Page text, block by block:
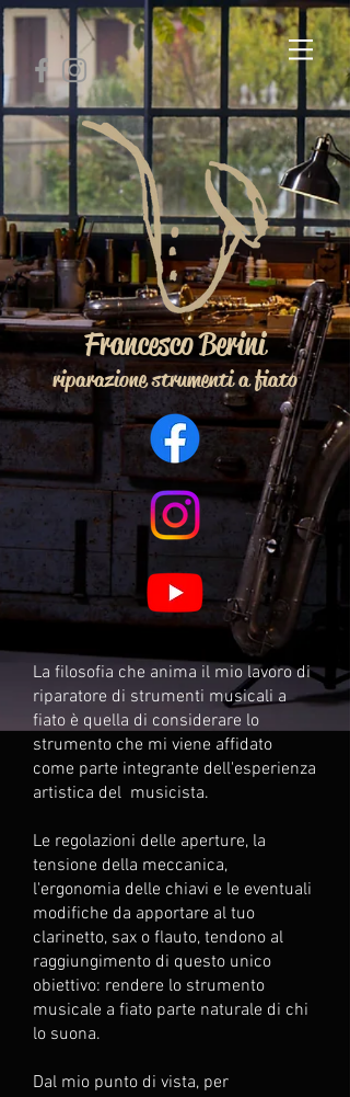
Francesco Berini
riparazione strumenti a fiato
La filosofia che anima il mio lavoro di
riparatore di strumenti musicali a
fiato è quella di considerare lo
strumento che mi viene affidato
come parte integrante dell'esperienza
artistica del musicista.
Le regolazioni delle aperture, la
tensione della meccanica,
l'ergonomia delle chiavi e le eventuali
modifiche da apportare al tuo
clarinetto, sax o flauto, tendono al
raggiungimento di questo unico
obiettivo: rendere lo strumento
musicale a fiato parte naturale di chi
lo suona.
Dal mio punto di vista, per